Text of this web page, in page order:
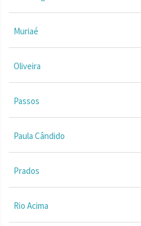
Muriaé
Oliveira
Passos
Paula Cândido
Prados
Rio Acima